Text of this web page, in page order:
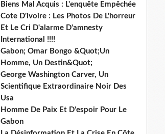
Biens Mal Acquis : L'enquête Empêchée
Cote D'ivoire : Les Photos De L'horreur
Et Le Cri D'alarme D'amnesty
International !!!!
Gabon; Omar Bongo &Quot;Un
Homme, Un Destin&Quot;
George Washington Carver, Un
Scientifique Extraordinaire Noir Des
Usa
Homme De Paix Et D'espoir Pour Le
Gabon